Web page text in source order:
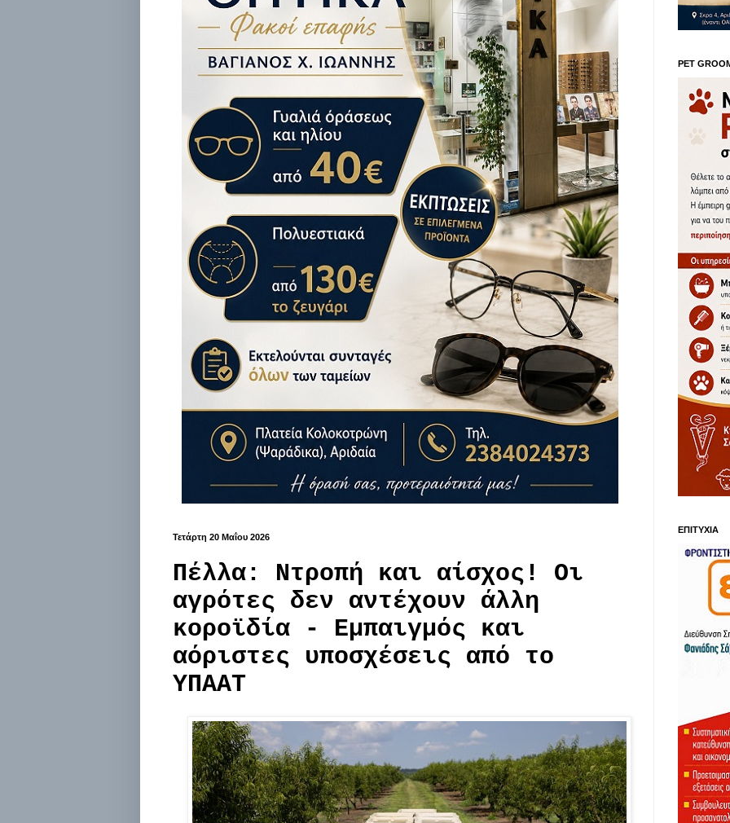
Τετάρτη 20 Μαΐου 2026
Πέλλα: Ντροπή και αίσχος! Οι
αγρότες δεν αντέχουν άλλη
κοροϊδία - Εμπαιγμός και
αόριστες υποσχέσεις από το
ΥΠΑΑΤ
PET
ΕΠΙΤΥΧΙΑ